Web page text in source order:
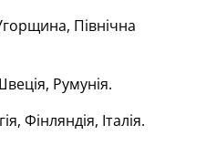
Північна
Румунія.
Фінляндія, Італія.